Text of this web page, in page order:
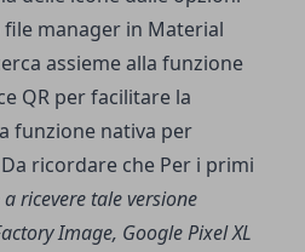
manager in Material
assieme alla funzione
QR per facilitare la
funzione nativa per
ricordare che Per i primi
a ricevere tale versione
Image, Google Pixel XL